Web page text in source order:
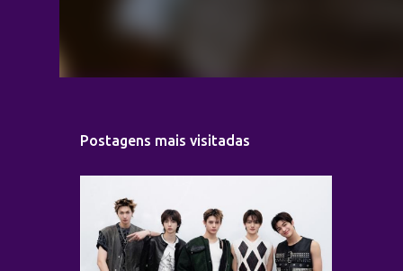
Postagens mais visitadas